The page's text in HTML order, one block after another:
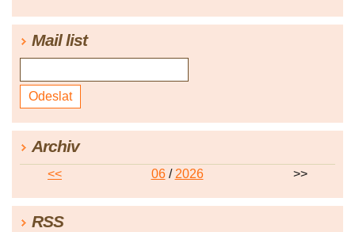
Mail list
Archiv
<< 06/ 2026 >>
RSS